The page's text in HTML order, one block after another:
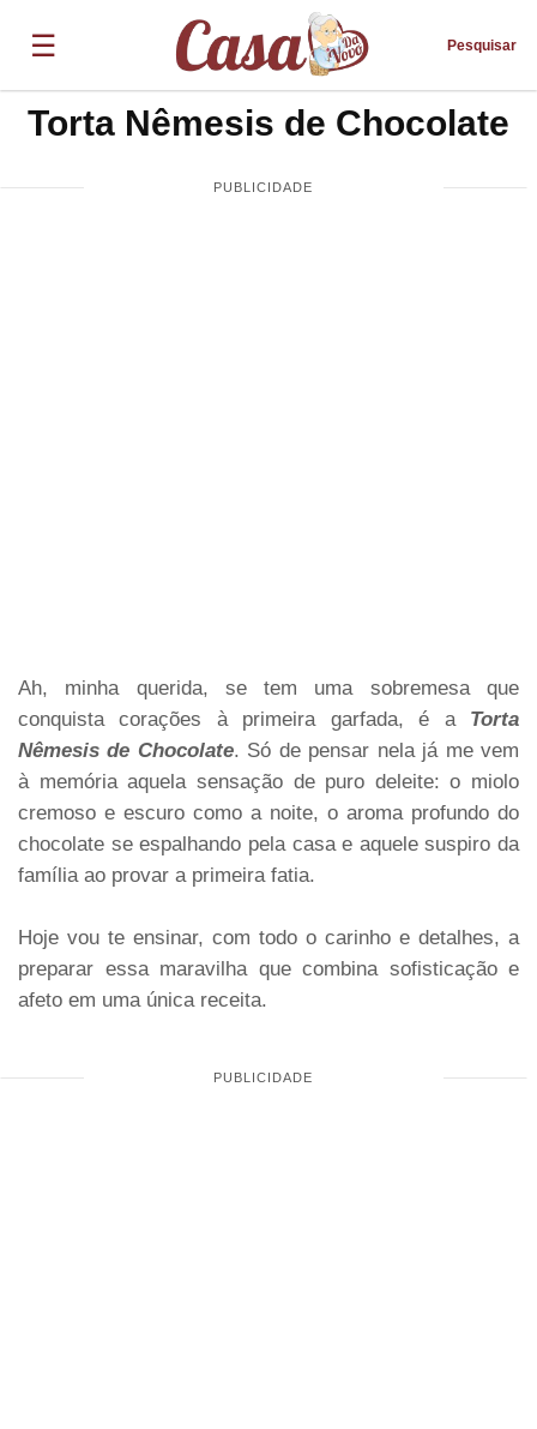
☰ Pesquisar
Torta Nêmesis de Chocolate
Ah, minha querida, se tem uma sobremesa que
conquista corações à primeira garfada, é a Torta
Nêmesis de Chocolate. Só de pensar nela já me vem
à memória aquela sensação de puro deleite: o miolo
cremoso e escuro como a noite, o aroma profundo do
chocolate se espalhando pela casa e aquele suspiro da
família ao provar a primeira fatia.
Hoje vou te ensinar, com todo o carinho e detalhes, a
preparar essa maravilha que combina sofisticação e
afeto em uma única receita.